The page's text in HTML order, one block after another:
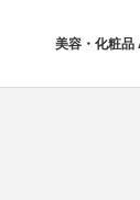
美容・化粧品